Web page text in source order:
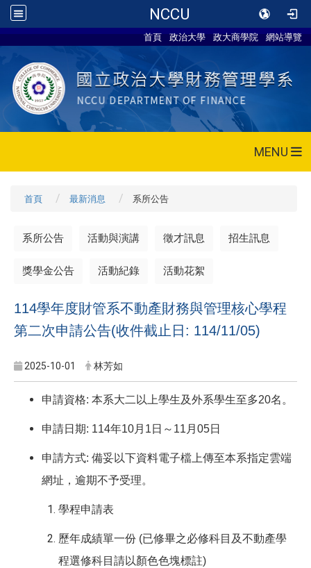
NCCU
首頁 政治大學 政大商學院 網站導覽
MENU
首頁 最新消息 系所公告
系所公告 活動與演講 徵才訊息 招生訊息
獎學金公告 活動紀錄 活動花絮
114學年度財管系不動產財務與管理核心學程
第二次申請公告(收件截止日: 114/11/05)
2025-10-01 林芳如
申請資格: 本系大二以上學生及外系學生至多20名。
申請日期: 114年10月1日～11月05日
申請方式: 備妥以下資料電子檔上傳至本系指定雲端
網址，逾期不予受理。
學程申請表
歷年成績單一份 (已修畢之必修科目及不動產學
程選修科目請以顏色色塊標註)